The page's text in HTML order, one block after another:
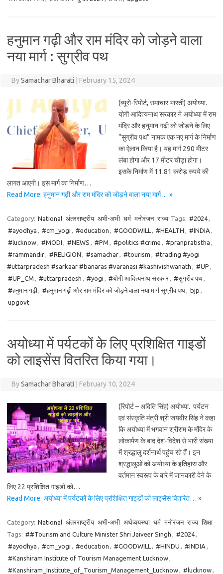
हनुमान गढ़ी और राम मंदिर को जोड़ने वाला
नया मार्ग : सुग्रीव पथ
BySamachar Bharati February 15, 2024
(ब्यूरो-रिपोर्ट, समाचार भारती) अयोध्या.
योगी आदित्यनाथ सरकार ने अयोध्या में राम
मंदिर और हनुमान गढ़ी को जोड़ने के लिए
“सुग्रीव पथ” नामक एक नए मार्ग के निर्माण
का ऐलान किया है। यह मार्ग 290 मीटर
लंबा होगा और 17 मीटर चौड़ा होगा।
इसके निर्माण में 11.81 करोड़ रुपये की
लागत आएगी। इस मार्ग का निर्माण…
Read More: हनुमान गढ़ी और राम मंदिर को जोड़ने वाला नया मार्ग… »
Category: National अंतरराष्ट्रीय अभी-अभी धर्म मनोरंजन राज्य Tags: #2024,
#ayodhya , #cm_yogi , #education , #GOODWILL , #HEALTH , #INDIA ,
#lucknow, #MODI , #NEWS , #PM , #politics #crime , #pranpratistha ,
#rammandir, #RELIGION , #samachar, #tourism , #trading #yogi
#uttarpradesh #sarkaar #banaras #varanasi #kashivishwanath , #UP ,
#UP_CM , #uttarpradesh , #yogi , #योगी आदित्यनाथ सरकार, #सुग्रीव पथ,
#हनुमान गढ़ी, #हनुमान गढ़ी और राम मंदिर को जोड़ने वाला नया मार्ग सुग्रीव पथ, bjp ,
upgovt
अयोध्या में पर्यटकों के लिए प्रशिक्षित गाइडों
को लाइसेंस वितरित किया गया।
BySamachar Bharati February 10, 2024
(रिपोर्ट – अदिति सिंह) अयोध्या. पर्यटन
एवं संस्कृति मंत्री श्री जयवीर सिंह ने कहा
कि अयोध्या में भगवान श्रीराम के मंदिर के
लोकार्पण के बाद देश-विदेश से भारी संख्या
में श्रद्धालु दर्शनार्थ पहुंच रहे हैं। इन
श्रद्धालुओं को अयोध्या के इतिहास और
वर्तमान स्वरूप के बारे में जानकारी देने के
लिए 22 प्रशिक्षित गाइडों को…
Read More: अयोध्या में पर्यटकों के लिए प्रशिक्षित गाइडों को लाइसेंस वितरित… »
Category: National अंतरराष्ट्रीय अभी-अभी अर्थव्ययस्था धर्म मनोरंजन राज्य शिक्षा
Tags: ##Tourism and Culture Minister Shri Jaiveer Singh , #2024,
#ayodhya , #cm_yogi , #education , #GOODWILL , #HINDU , #INDIA ,
#Kanshiram Institute of Tourism Management Lucknow,
#Kanshiram_Institute_of_Tourism_Management_Lucknow, #lucknow,